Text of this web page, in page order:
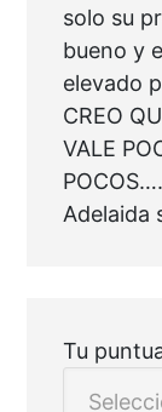
solo su
bueno y
elevado
CREO
VALE
Adelaida
Tu